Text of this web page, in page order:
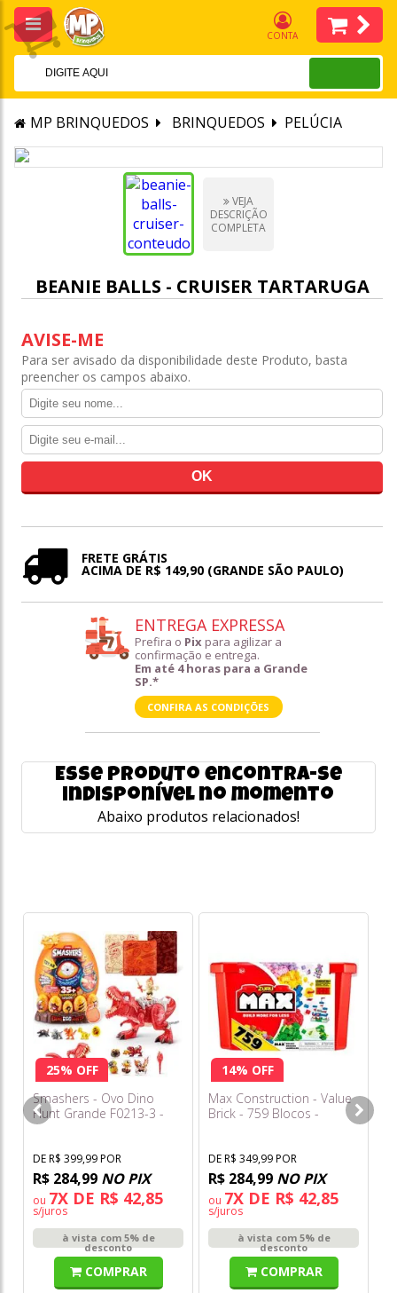
CONTA
MP BRINQUEDOS BRINQUEDOS PELÚCIA
VEJA
DESCRIÇÃO
COMPLETA
BEANIE BALLS - CRUISER TARTARUGA
AVISE-ME
Para ser avisado da disponibilidade deste Produto, basta
preencher os campos abaixo.
FRETE GRÁTIS
ACIMA DE R$ 149,90 (GRANDE SÃO PAULO)
ENTREGA EXPRESSA
Prefira o Pix para agilizar a
confirmação e entrega.
Em até 4 horas para a Grande
SP.*
CONFIRA AS CONDIÇÕES
Esse produto encontra-se
indisponível no momento
Abaixo produtos relacionados!
25% OFF
Smashers - Ovo Dino
Hunt Grande F0213-3 -
Série 1 - Fun
DE R$ 399,99 POR
R$ 284,99 NO PIX
ou 7X DE R$ 42,85
s/juros
à vista com 5% de
desconto
COMPRAR
14% OFF
Max Construction - Value
Brick - 759 Blocos -
DE R$ 349,99 POR
R$ 284,99 NO PIX
ou 7X DE R$ 42,85
s/juros
à vista com 5% de
desconto
COMPRAR